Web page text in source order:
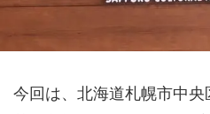
今回は、北海道札幌市中